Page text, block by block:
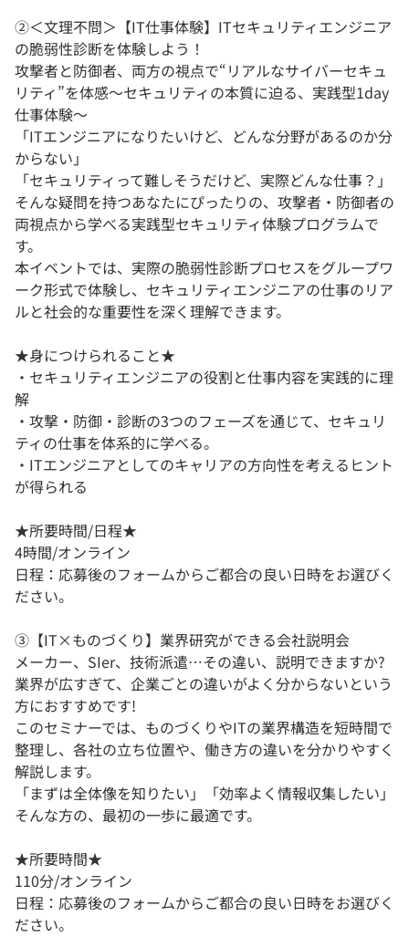
②＜文理不問＞【IT仕事体験】ITセキュリティエンジニア
の脆弱性診断を体験しよう！
攻撃者と防御者、両方の視点で“リアルなサイバーセキュ
リティ”を体感～セキュリティの本質に迫る、実践型1day
仕事体験～
「ITエンジニアになりたいけど、どんな分野があるのか分
からない」
「セキュリティって難しそうだけど、実際どんな仕事？」
そんな疑問を持つあなたにぴったりの、攻撃者・防御者の
両視点から学べる実践型セキュリティ体験プログラムで
す。
本イベントでは、実際の脆弱性診断プロセスをグループワ
ーク形式で体験し、セキュリティエンジニアの仕事のリア
ルと社会的な重要性を深く理解できます。
★身につけられること★
・セキュリティエンジニアの役割と仕事内容を実践的に理
解
・攻撃・防御・診断の3つのフェーズを通じて、セキュリ
ティの仕事を体系的に学べる。
・ITエンジニアとしてのキャリアの方向性を考えるヒント
が得られる
★所要時間/日程★
4時間/オンライン
日程：応募後のフォームからご都合の良い日時をお選びく
ださい。
③【IT×ものづくり】業界研究ができる会社説明会
メーカー、SIer、技術派遣…その違い、説明できますか?
業界が広すぎて、企業ごとの違いがよく分からないという
方におすすめです!
このセミナーでは、ものづくりやITの業界構造を短時間で
整理し、各社の立ち位置や、働き方の違いを分かりやすく
解説します。
「まずは全体像を知りたい」「効率よく情報収集したい」
そんな方の、最初の一歩に最適です。
★所要時間★
110分/オンライン
日程：応募後のフォームからご都合の良い日時をお選びく
ださい。